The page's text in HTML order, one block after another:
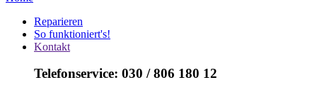
Reparieren
So funktioniert's!
Kontakt
Telefonservice: 030 / 806 180 12